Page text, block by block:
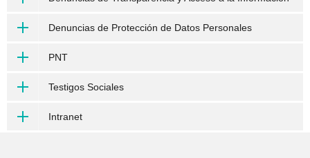
Denuncias de Protección de Datos Personales
PNT
Testigos Sociales
Intranet